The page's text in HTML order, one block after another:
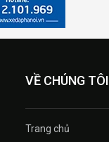
VỀ CHÚNG TÔI
Trang chủ